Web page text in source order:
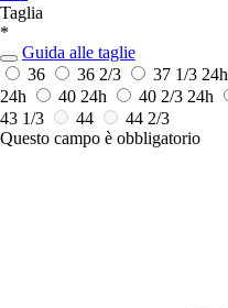
Taglia
*
Guida alle taglie
36
36 2/3 37 1/3 24h
24h
40 24h 40 2/3 24h
43 1/3
44
44 2/3
Questo campo è obbligatorio